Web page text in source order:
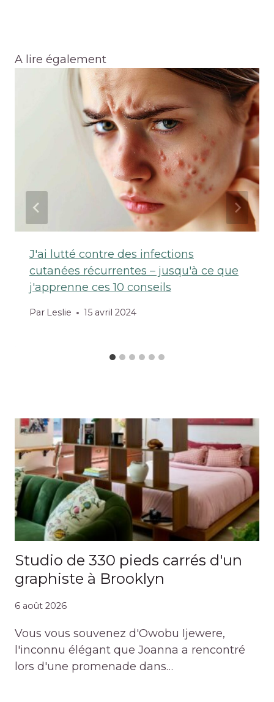
A lire également
J'ai lutté contre des infections
cutanées récurrentes – jusqu'à ce que
j'apprenne ces 10 conseils
Par Leslie 15 avril 2024
Studio de 330 pieds carrés d'un
graphiste à Brooklyn
6 août 2026
Vous vous souvenez d'Owobu Ijewere,
l'inconnu élégant que Joanna a rencontré
lors d'une promenade dans…